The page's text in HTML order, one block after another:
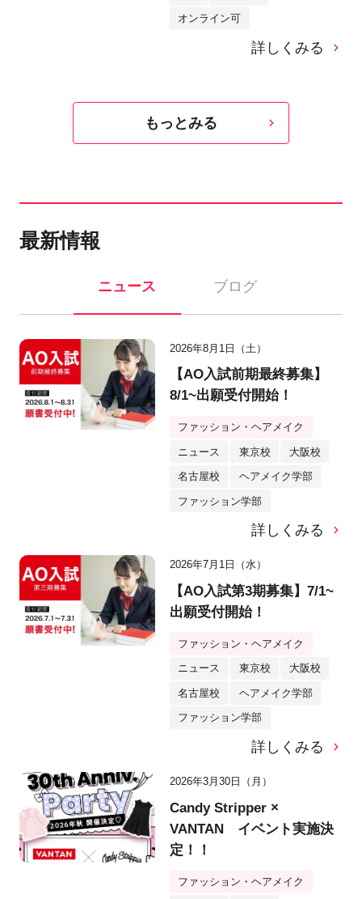
オンライン可
詳しくみる
もっとみる
最新情報
ニュース ブログ
2026年8月1日（土）
【AO入試前期最終募集】
8/1~出願受付開始！
ファッション・ヘアメイク
ニュース 東京校 大阪校
名古屋校 ヘアメイク学部
ファッション学部
詳しくみる
2026年7月1日（水）
【AO入試第3期募集】7/1~
出願受付開始！
ファッション・ヘアメイク
ニュース 東京校 大阪校
名古屋校 ヘアメイク学部
ファッション学部
詳しくみる
2026年3月30日（月）
Candy Stripper ×
VANTAN イベント実施決
定！！
ファッション・ヘアメイク